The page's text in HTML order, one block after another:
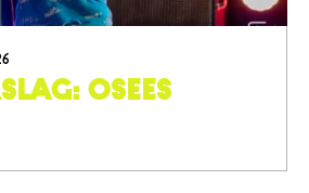
Osees